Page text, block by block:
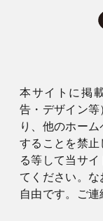
本サイトに掲
告・デザイン
り、他のホー
することを禁
る等して当サ
てください。
自由です。ご連